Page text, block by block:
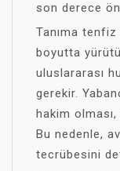
son derece
Tanıma tenfiz
boyutta
uluslararası
gerekir.
hakim olması,
Bu nedenle,
tecrübesini